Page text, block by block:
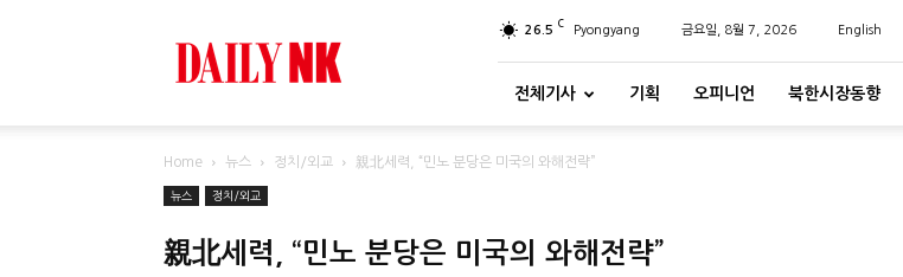
26.5 C Pyongyang 금요일, 8월 7, 2026 English
전체기사 기획 오피니언 북한시장동향
Home 뉴스 정치/외교 親北세력, “민노 분당은 미국의 와해전략”
뉴스 정치/외교
親北세력, “민노 분당은 미국의 와해전략”